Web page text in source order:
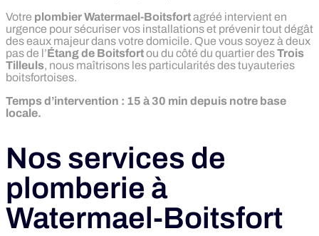
Votre plombier Watermael-Boitsfortagréé intervient en
urgence pour sécuriser vos installations et prévenir tout dégât
des eaux majeur dans votre domicile. Que vous soyez à deux
pas de l’Étang de Boitsfortou du côté du quartier desTrois
Tilleuls, nous maîtrisons les particularités des tuyauteries
boitsfortoises.
Temps d’intervention : 15 à 30 min depuis notre base
locale.
Nos services de
plomberie à
Watermael-Boitsfort